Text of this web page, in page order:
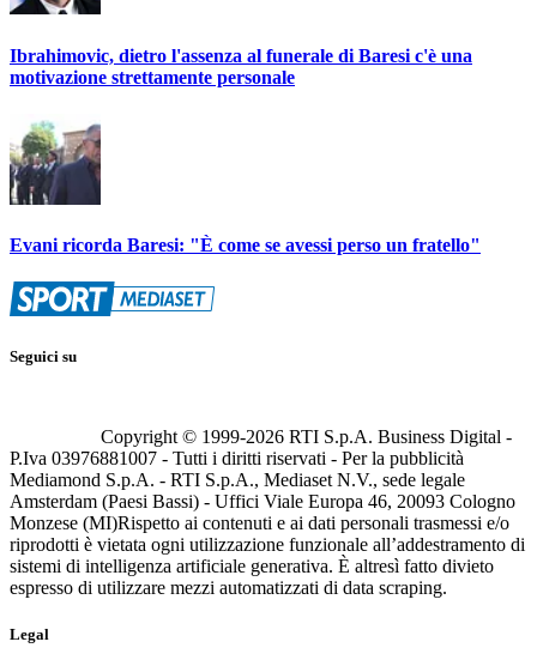
Ibrahimovic, dietro l'assenza al funerale di Baresi c'è una
motivazione strettamente personale
Evani ricorda Baresi: "È come se avessi perso un fratello"
Seguici su
Copyright © 1999-2026 RTI S.p.A. Business Digital -
P.Iva 03976881007 - Tutti i diritti riservati - Per la pubblicità
Mediamond S.p.A. - RTI S.p.A., Mediaset N.V., sede legale
Amsterdam (Paesi Bassi) - Uffici Viale Europa 46, 20093 Cologno
Monzese (MI)Rispetto ai contenuti e ai dati personali trasmessi e/o
riprodotti è vietata ogni utilizzazione funzionale all’addestramento di
sistemi di intelligenza artificiale generativa. È altresì fatto divieto
espresso di utilizzare mezzi automatizzati di data scraping.
Legal